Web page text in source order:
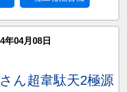
年04月08日
ん超韋駄天2極源